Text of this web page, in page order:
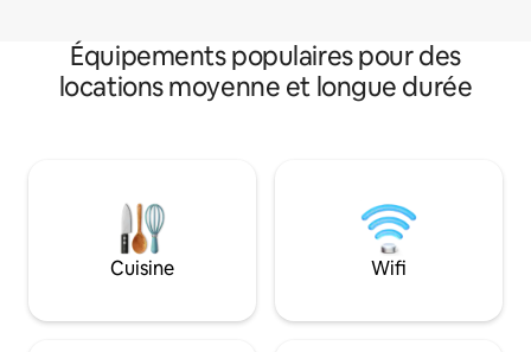
Équipements populaires pour des
locations moyenne et longue durée
Cuisine Wifi